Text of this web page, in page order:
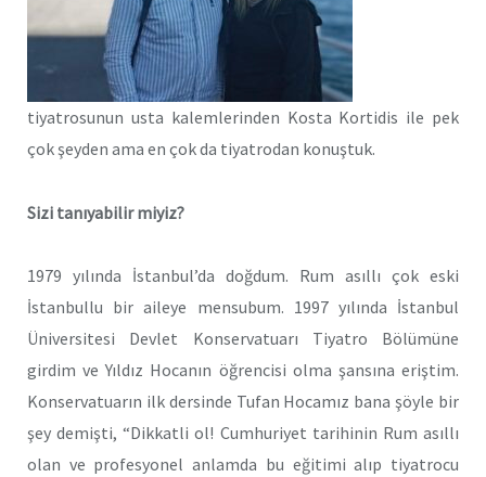
tiyatrosunun usta kalemlerinden Kosta Kortidis ile pek
çok şeyden ama en çok da tiyatrodan konuştuk.
Sizi tanıyabilir miyiz?
1979 yılında İstanbul’da doğdum. Rum asıllı çok eski
İstanbullu bir aileye mensubum. 1997 yılında İstanbul
Üniversitesi Devlet Konservatuarı Tiyatro Bölümüne
girdim ve Yıldız Hocanın öğrencisi olma şansına eriştim.
Konservatuarın ilk dersinde Tufan Hocamız bana şöyle bir
şey demişti, “Dikkatli ol! Cumhuriyet tarihinin Rum asıllı
olan ve profesyonel anlamda bu eğitimi alıp tiyatrocu